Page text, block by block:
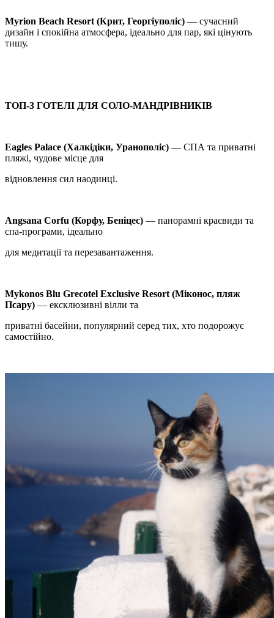
Myrion Beach Resort (Крит, Георгіуполіс) — сучасний
дизайн і спокійна атмосфера, ідеально для пар, які цінують
тишу.
ТОП-3 ГОТЕЛІ ДЛЯ СОЛО-МАНДРІВНИКІВ
Eagles Palace (Халкідіки, Уранополіс) — СПА та приватні
пляжі, чудове місце для
відновлення сил наодинці.
Angsana Corfu (Корфу, Беніцес) — панорамні краєвиди та
спа-програми, ідеально
для медитації та перезавантаження.
Mykonos Blu Grecotel Exclusive Resort (Міконос, пляж
Псару) — ексклюзивні вілли та
приватні басейни, популярний серед тих, хто подорожує
самостійно.